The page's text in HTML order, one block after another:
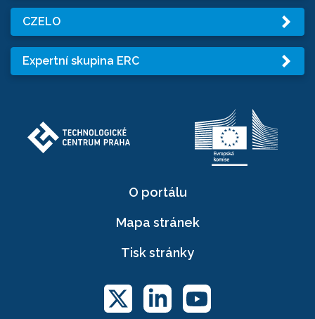
CZELO
Expertní skupina ERC
O portálu
Mapa stránek
Tisk stránky